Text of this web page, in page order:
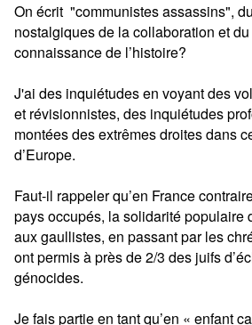
On écrit "communistes assassins",
nostalgiques de la collaboration et
connaissance de l’histoire?
J'ai des inquiétudes en voyant des
et révisionnistes, des inquiétudes
montées des extrêmes droites dans
d’Europe.
Faut-il rappeler qu’en France
pays occupés, la solidarité populaire
aux gaullistes, en passant par les
ont permis à près de 2/3 des juifs
génocides.
Je fais partie en tant qu’en « enfant